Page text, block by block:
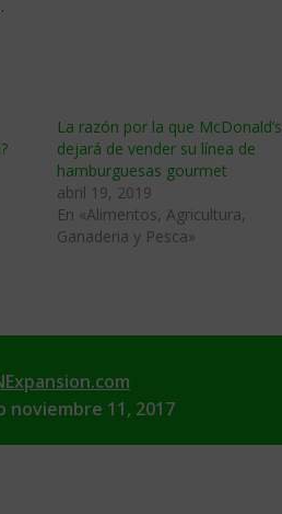
La razón por la que McDonald’s
dejará de vender su línea de
hamburguesas gourmet
abril 19, 2019
En «Alimentos, Agricultura,
Ganaderia y Pesca»
noviembre 11, 2017